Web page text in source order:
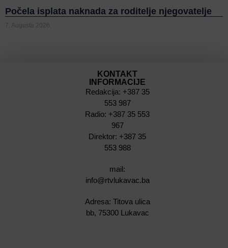
Počela isplata naknada za roditelje njegovatelje
7. Augusta 2026.
KONTAKT
INFORMACIJE
Redakcija: +387 35
553 987
Radio: +387 35 553
967
Direktor: +387 35
553 988
mail:
info@rtvlukavac.ba
Adresa: Titova ulica
bb, 75300 Lukavac